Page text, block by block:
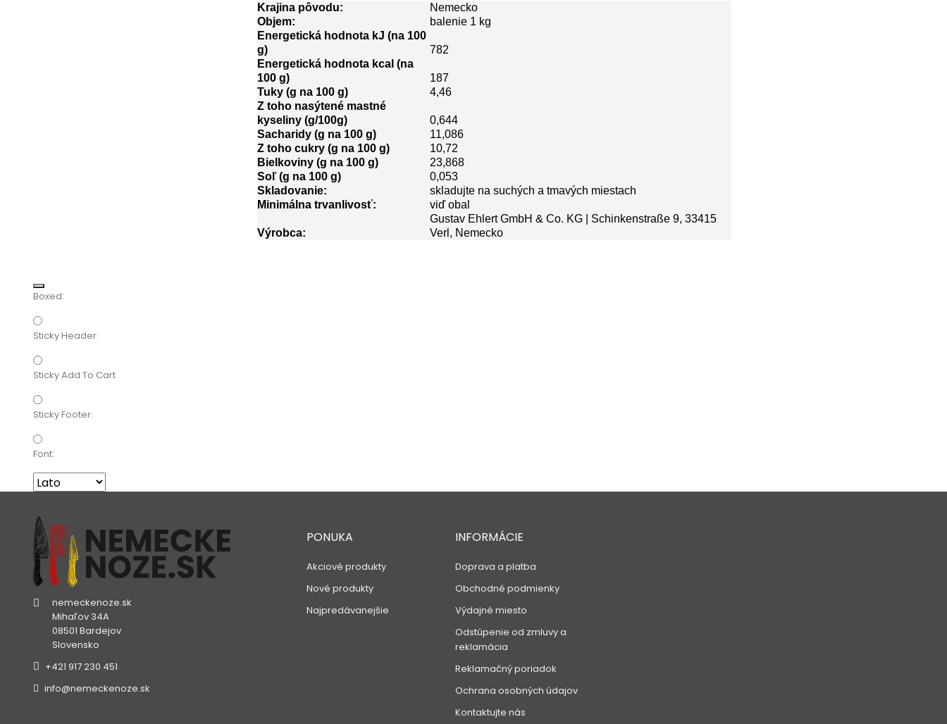
Krajina pôvodu:
Nemecko
Objem:
balenie 1 kg
Energetická hodnota kJ (na 100
g)
782
Energetická hodnota kcal (na
100 g)
187
Tuky (g na 100 g)
4,46
Z toho nasýtené mastné
kyseliny (g/100g)
0,644
Sacharidy (g na 100 g)
11,086
Z toho cukry (g na 100 g)
10,72
Bielkoviny (g na 100 g)
23,868
Soľ (g na 100 g)
0,053
Skladovanie:
skladujte na suchých a tmavých miestach
Minimálna trvanlivosť:
viď obal
Výrobca:
Gustav Ehlert GmbH & Co. KG | Schinkenstraße 9, 33415
Verl, Nemecko
Boxed:
Sticky Header:
Sticky Add To Cart
Sticky Footer:
Font:
nemeckenoze.sk
Mihaľov 34A
08501 Bardejov
Slovensko
+421 917 230 451
info@nemeckenoze.sk
PONUKA
Akciové produkty
Nové produkty
Najpredávanejšie
INFORMÁCIE
Doprava a platba
Obchodné podmienky
Výdajné miesto
Odstúpenie od zmluvy a
reklamácia
Reklamačný poriadok
Ochrana osobných údajov
Kontaktujte nás